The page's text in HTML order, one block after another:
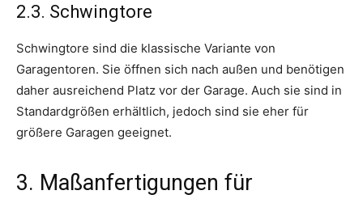
2.3. Schwingtore
Schwingtore sind die klassische Variante von
Garagentoren. Sie öffnen sich nach außen und benötigen
daher ausreichend Platz vor der Garage. Auch sie sind in
Standardgrößen erhältlich, jedoch sind sie eher für
größere Garagen geeignet.
3. Maßanfertigungen für